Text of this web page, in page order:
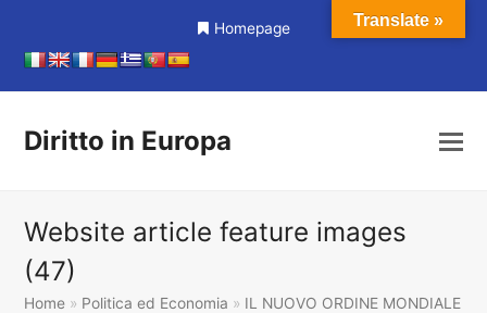
Homepage
Diritto in Europa
Website article feature images
(47)
Home » Politica ed Economia » IL NUOVO ORDINE MONDIALE
Translate »